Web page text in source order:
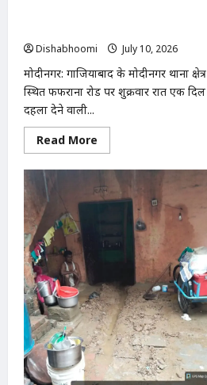
Dishabhoomi
July 10, 2026
मोदीनगर: गाजियाबाद के मोदीनगर थाना क्षेत्र
स्थित फफराना रोड पर शुक्रवार रात एक दिल
दहला देने वाली...
Read More
more
मोदीनगर
फफराना
रोड
पर
ससुर
की
हत्या,
लव
मैरिज
के
बाद
पारिवारिक
विवाद
बना
खूनी